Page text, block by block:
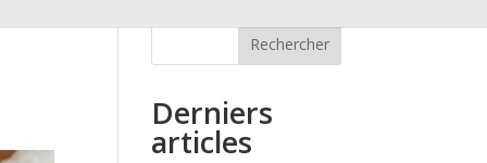
Rechercher
Derniers
articles